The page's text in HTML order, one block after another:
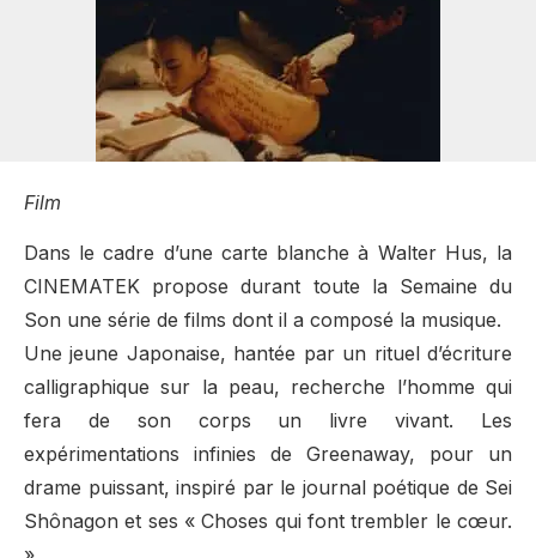
Film
Dans le cadre d’une carte blanche à Walter Hus, la
CINEMATEK propose durant toute la Semaine du
Son une série de films dont il a composé la musique.
Une jeune Japonaise, hantée par un rituel d’écriture
calligraphique sur la peau, recherche l’homme qui
fera de son corps un livre vivant. Les
expérimentations infinies de Greenaway, pour un
drame puissant, inspiré par le journal poétique de Sei
Shônagon et ses « Choses qui font trembler le cœur.